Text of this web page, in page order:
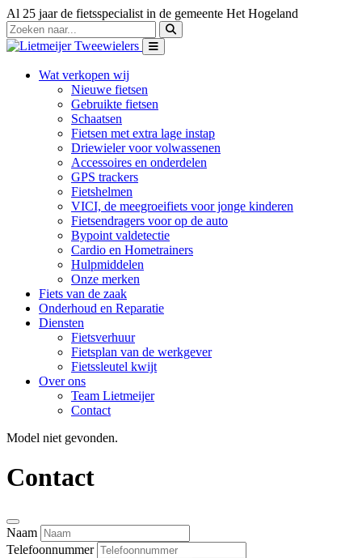
Al 25 jaar de fietsspecialist in de gemeente Het Hogeland
Wat verkopen wij
Nieuwe fietsen
Gebruikte fietsen
Schaatsen
Fietsen met extra lage instap
Driewieler voor volwassenen
Accessoires en onderdelen
GPS trackers
Fietshelmen
VICI, de meegroeifiets voor jonge kinderen
Fietsendragers voor op de auto
Bypoint valdetectie
Cardio en Hometrainers
Hulpmiddelen
Onze merken
Fiets van de zaak
Onderhoud en Reparatie
Diensten
Fietsverhuur
Fietsplan van de werkgever
Fietssleutel kwijt
Over ons
Team Lietmeijer
Contact
Model niet gevonden.
Contact
Naam
Telefoonnummer